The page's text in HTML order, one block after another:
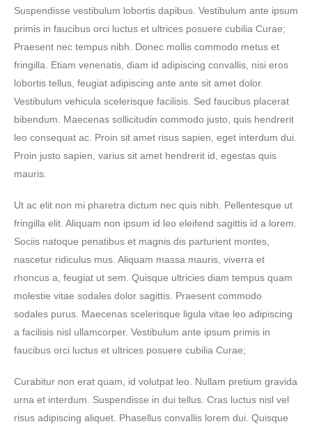
Suspendisse vestibulum lobortis dapibus. Vestibulum ante ipsum
primis in faucibus orci luctus et ultrices posuere cubilia Curae;
Praesent nec tempus nibh. Donec mollis commodo metus et
fringilla. Etiam venenatis, diam id adipiscing convallis, nisi eros
lobortis tellus, feugiat adipiscing ante ante sit amet dolor.
Vestibulum vehicula scelerisque facilisis. Sed faucibus placerat
bibendum. Maecenas sollicitudin commodo justo, quis hendrerit
leo consequat ac. Proin sit amet risus sapien, eget interdum dui.
Proin justo sapien, varius sit amet hendrerit id, egestas quis
mauris.
Ut ac elit non mi pharetra dictum nec quis nibh. Pellentesque ut
fringilla elit. Aliquam non ipsum id leo eleifend sagittis id a lorem.
Sociis natoque penatibus et magnis dis parturient montes,
nascetur ridiculus mus. Aliquam massa mauris, viverra et
rhoncus a, feugiat ut sem. Quisque ultricies diam tempus quam
molestie vitae sodales dolor sagittis. Praesent commodo
sodales purus. Maecenas scelerisque ligula vitae leo adipiscing
a facilisis nisl ullamcorper. Vestibulum ante ipsum primis in
faucibus orci luctus et ultrices posuere cubilia Curae;
Curabitur non erat quam, id volutpat leo. Nullam pretium gravida
urna et interdum. Suspendisse in dui tellus. Cras luctus nisl vel
risus adipiscing aliquet. Phasellus convallis lorem dui. Quisque